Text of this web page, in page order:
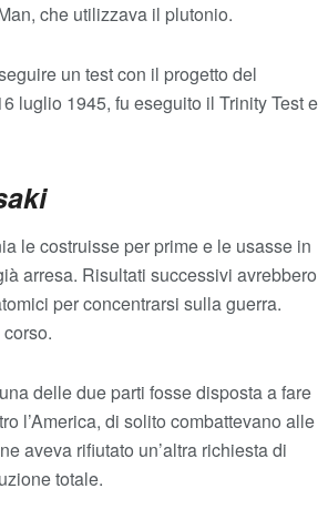
che utilizzava il plutonio.
un test con il progetto del
luglio 1945, fu eseguito il Trinity Test e
le costruisse per prime e le usasse in
arresa. Risultati successivi avrebbero
per concentrarsi sulla guerra.
delle due parti fosse disposta a fare
l’America, di solito combattevano alle
aveva rifiutato un’altra richiesta di
totale.